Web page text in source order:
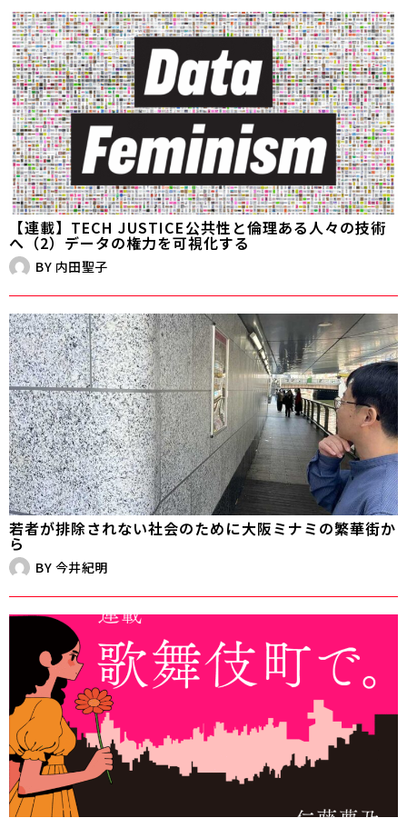
【連載】TECH JUSTICE――公共性と倫理ある人々の技術
へ（2）データの権力を可視化する
BY 内田聖子
若者が排除されない社会のために――大阪ミナミの繁華街か
ら
BY 今井紀明